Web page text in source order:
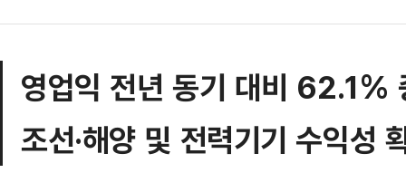
영업익 전년 동기 대비 62.1%
조선·해양 및 전력기기 수익성